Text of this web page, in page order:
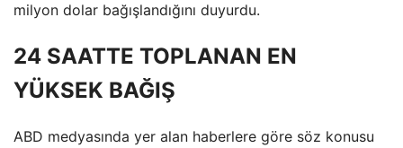
milyon dolar bağışlandığını duyurdu.
24 SAATTE TOPLANAN EN
YÜKSEK BAĞIŞ
ABD medyasında yer alan haberlere göre söz konusu